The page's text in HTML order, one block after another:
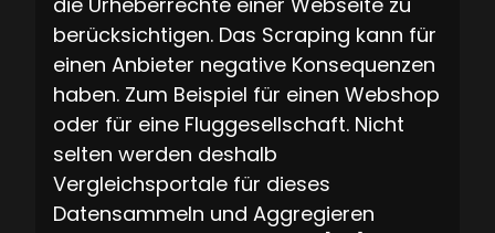
berücksichtigen. Das Scraping kann für
einen Anbieter negative Konsequenzen
haben. Zum Beispiel für einen Webshop
oder für eine Fluggesellschaft. Nicht
selten werden deshalb
Vergleichsportale für dieses
Datensammeln und Aggregieren